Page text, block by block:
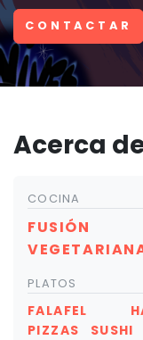
CONTACTAR
Acerca
COCINA
FUSIÓN
PLATOS
FALAFEL
PIZZAS
SUSHI